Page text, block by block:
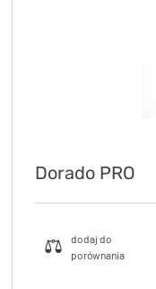
Dorado PRO